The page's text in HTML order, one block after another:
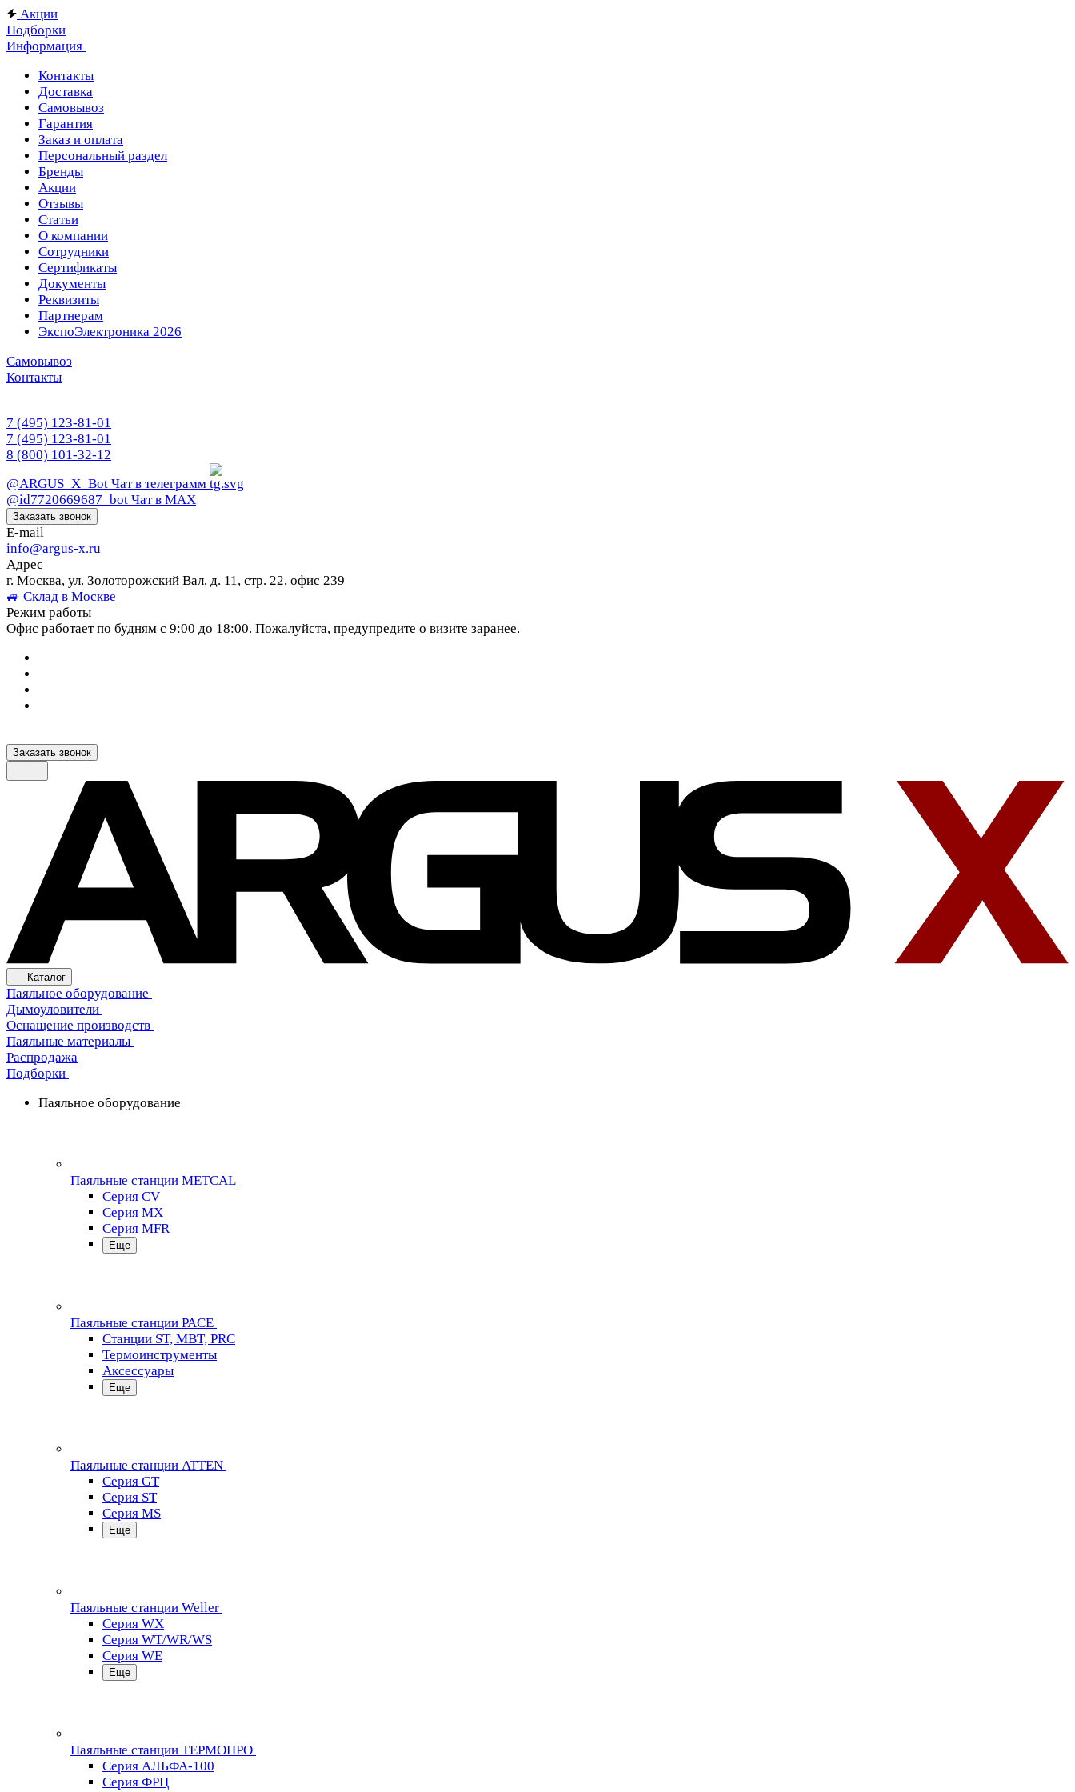
Акции
Подборки
Информация
Контакты
Доставка
Самовывоз
Гарантия
Заказ и оплата
Персональный раздел
Бренды
Акции
Отзывы
Статьи
О компании
Сотрудники
Сертификаты
Документы
Реквизиты
Партнерам
ЭкспоЭлектроника 2026
Самовывоз
Контакты
7 (495) 123-81-01
7 (495) 123-81-01
8 (800) 101-32-12
@ARGUS_X_Bot Чат в телеграмм
@id7720669687_bot Чат в МАХ
Заказать звонок
E-mail
info@argus-x.ru
Адрес
г. Москва, ул. Золоторожский Вал, д. 11, стр. 22, офис 239
🚙 Склад в Москве
Режим работы
Офис работает по будням с 9:00 до 18:00. Пожалуйста, предупредите о визите заранее.
Заказать звонок
Каталог
Паяльное оборудование
Дымоуловители
Оснащение производств
Паяльные материалы
Распродажа
Подборки
Паяльное оборудование
Паяльные станции METCAL
Серия CV
Серия MX
Серия MFR
Еще
Паяльные станции PACE
Станции ST, MBT, PRC
Термоинструменты
Аксессуары
Еще
Паяльные станции ATTEN
Серия GT
Серия ST
Серия MS
Еще
Паяльные станции Weller
Серия WX
Серия WT/WR/WS
Серия WE
Еще
Паяльные станции ТЕРМОПРО
Серия АЛЬФА-100
Серия ФРЦ